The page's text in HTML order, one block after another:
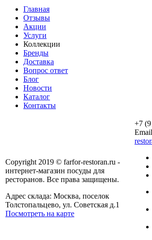
Главная
Отзывы
Акции
Услуги
Коллекции
Бренды
Доставка
Вопрос ответ
Блог
Новости
Каталог
Контакты
Copyright 2019 © farfor-restoran.ru -
интернет-магазин посуды для
ресторанов. Все права защищены.
Адрес склада: Москва, поселок
Толстопальцево, ул. Советская д.1
Посмотреть на карте
+7